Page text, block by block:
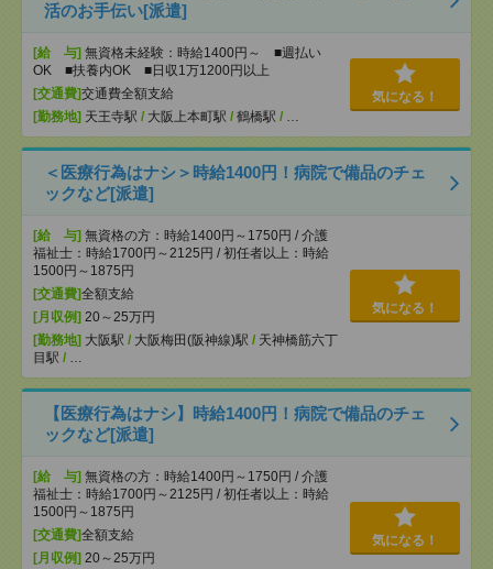
活のお手伝い[派遣]
[給 与] 無資格未経験：時給1400円～ ■週払い
OK ■扶養内OK ■日収1万1200円以上
[交通費]交通費全額支給
[勤務地] 天王寺駅 / 大阪上本町駅 / 鶴橋駅 / …
気になる！
＜医療行為はナシ＞時給1400円！病院で備品のチェ
ックなど[派遣]
[給 与] 無資格の方：時給1400円～1750円 / 介護
福祉士：時給1700円～2125円 / 初任者以上：時給
1500円～1875円
[交通費]全額支給
[月収例] 20～25万円
[勤務地] 大阪駅 / 大阪梅田(阪神線)駅 / 天神橋筋六丁
目駅 / …
気になる！
【医療行為はナシ】時給1400円！病院で備品のチェ
ックなど[派遣]
[給 与] 無資格の方：時給1400円～1750円 / 介護
福祉士：時給1700円～2125円 / 初任者以上：時給
1500円～1875円
[交通費]全額支給
[月収例] 20～25万円
気になる！